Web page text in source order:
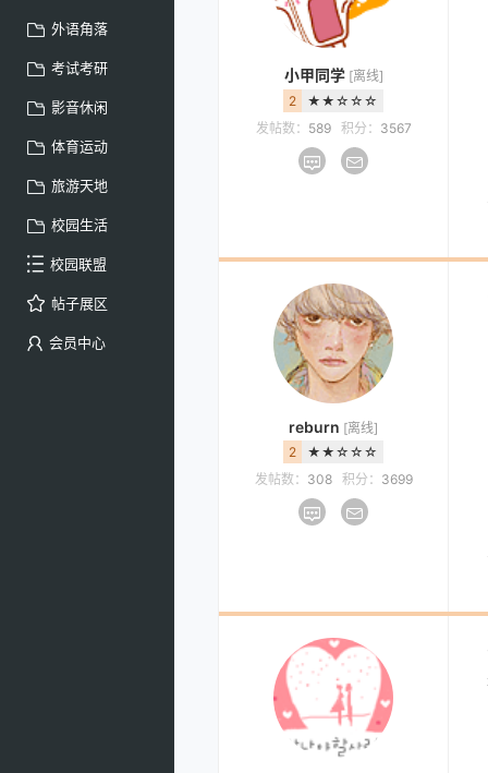
外语角落
考试考研
影音休闲
体育运动
旅游天地
校园生活
校园联盟
帖子展区
会员中心
小甲同学 [离线]
2
★★☆☆☆
发帖数： 589 积分： 3567
reburn [离线]
2
★★☆☆☆
发帖数： 308 积分： 3699